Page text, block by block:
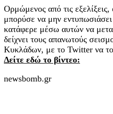
Ορμώμενος από τις
μπορύσε να μην
κατάφερε μέσω αυτών να
δείχνει τους απανωτούς
Κυκλάδων, με το Twitter να
Δείτε εδώ το βίντεο:
newsbomb.gr